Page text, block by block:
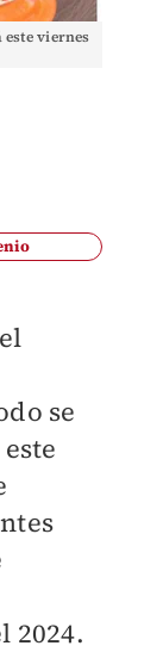
viernes
se
este
2024.